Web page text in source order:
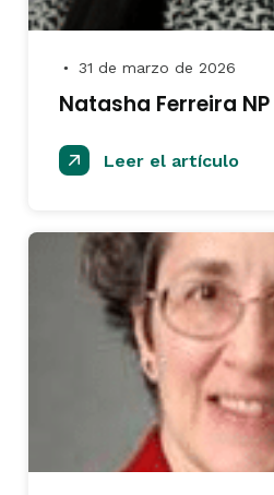
● 31 de marzo de 2026
Natasha Ferreira NP
Leer el artículo